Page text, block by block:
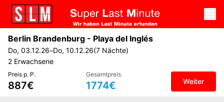
Berlin Brandenburg - Playa del Inglés
Do, 03.12.26-Do, 10.12.26(7 Nächte)
2 Erwachsene
Preis p. P.
887€
Gesamtpreis
1774€ Weiter